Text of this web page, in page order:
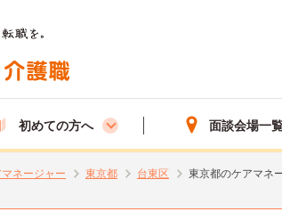
初めての方へ 面談会場一
ネージャー 東京都 台東区 東京都のケアマネ